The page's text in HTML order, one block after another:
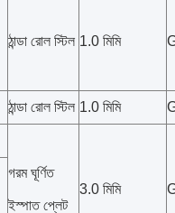
ঠান্ডা রোল স্টিল 1.0 মিমি
ঠান্ডা রোল স্টিল 1.0 মিমি
গরম ঘূর্ণিত
ইস্পাত প্লেট
3.0 মিমি